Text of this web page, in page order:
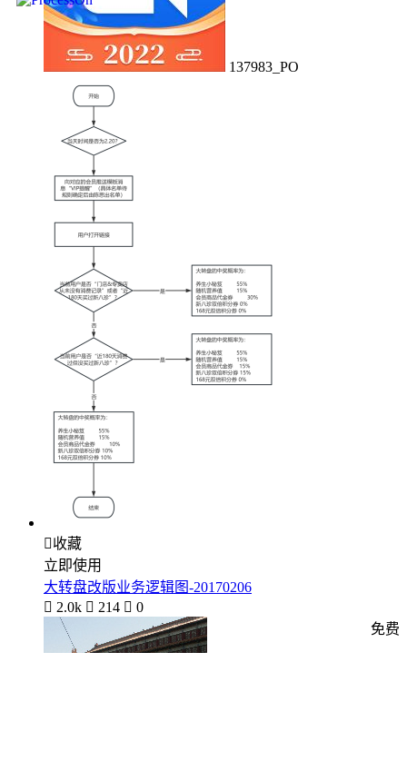
137983_PO
收藏
立即使用
大转盘改版业务逻辑图-20170206
 2.0k  214  0
免费